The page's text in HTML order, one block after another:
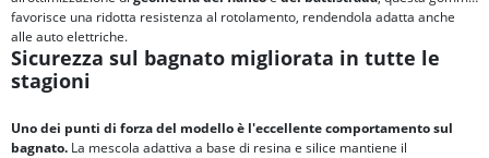
favorisce una ridotta resistenza al rotolamento, rendendola adatta anche
alle auto elettriche.
Sicurezza sul bagnato migliorata in tutte le
stagioni
Uno dei punti di forza del modello è l'eccellente comportamento sul
bagnato. La mescola adattiva a base di resina e silice mantiene il